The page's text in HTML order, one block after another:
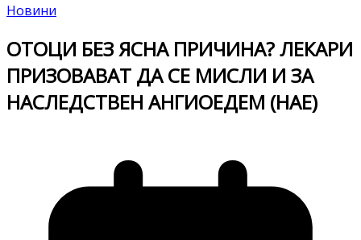
Новини
ОТОЦИ БЕЗ ЯСНА ПРИЧИНА? ЛЕКАРИ
ПРИЗОВАВАТ ДА СЕ МИСЛИ И ЗА
НАСЛЕДСТВЕН АНГИОЕДЕМ (НАЕ)